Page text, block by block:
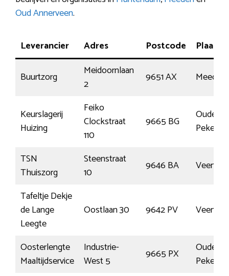
Oud Annerveen.
Leverancier Adres Postcode Plaats
Buurtzorg
Meidoornlaan
2
9651 AX Meeden
Keurslagerij
Huizing
Feiko
Clockstraat
110
9665 BG
Oude
Pekela
TSN
Thuiszorg
Steenstraat
10
9646 BA
Tafeltje Dekje
de Lange
Leegte
Oostlaan 30 9642 PV
Oosterlengte
Maaltijdservice
Industrie-
West 5
9665 PX
Oude
Pekela